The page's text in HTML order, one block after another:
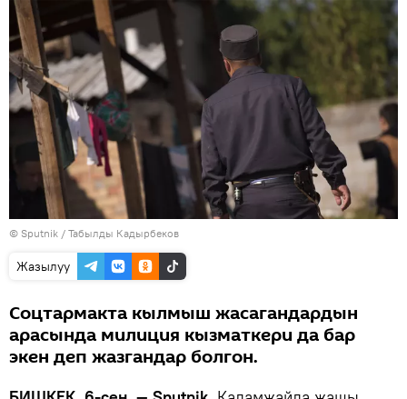
© Sputnik / Табылды Кадырбеков
Жазылуу
Соцтармакта кылмыш жасагандардын
арасында милиция кызматкери да бар
экен деп жазгандар болгон.